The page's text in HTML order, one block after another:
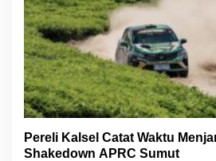
Pereli Kalsel Catat Waktu
Shakedown APRC Sumut